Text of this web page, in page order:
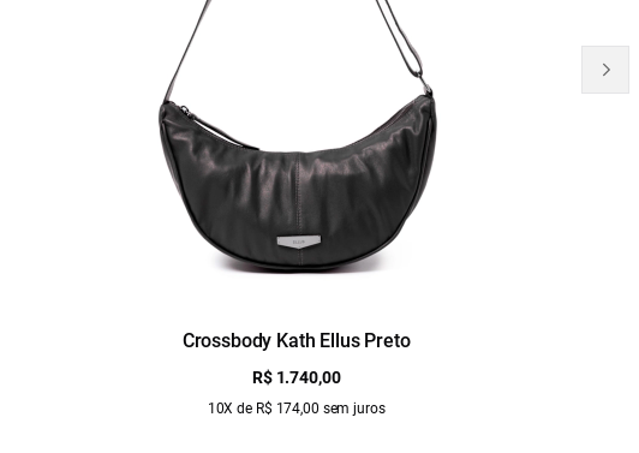
Crossbody Kath Ellus Preto
R$ 1.740,00
10X de R$ 174,00 sem juros